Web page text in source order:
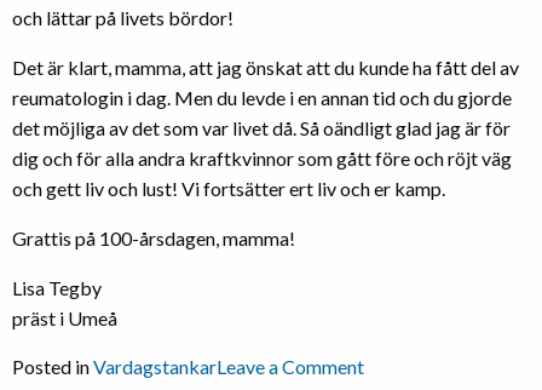
och lättar på livets bördor!
Det är klart, mamma, att jag önskat att du kunde ha fått del av
reumatologin i dag. Men du levde i en annan tid och du gjorde
det möjliga av det som var livet då. Så oändligt glad jag är för
dig och för alla andra kraftkvinnor som gått före och röjt väg
och gett liv och lust! Vi fortsätter ert liv och er kamp.
Grattis på 100-årsdagen, mamma!
Lisa Tegby
präst i Umeå
Posted inVardagstankarLeave a Commenton